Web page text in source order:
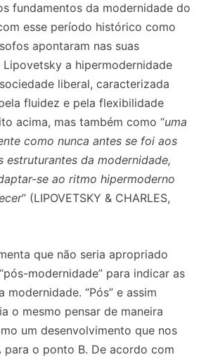
fundamentos da modernidade do
esse período histórico como
apontaram nas suas
Lipovetsky a hipermodernidade
liberal, caracterizada
fluidez e pela flexibilidade
acima, mas também como “uma
como nunca antes se foi aos
estruturantes da modernidade,
se ao ritmo hipermoderno
” (LIPOVETSKY & CHARLES,
que não seria apropriado
modernidade” para indicar as
modernidade. “Pós” e assim
o mesmo pensar de maneira
um desenvolvimento que nos
o ponto B. De acordo com